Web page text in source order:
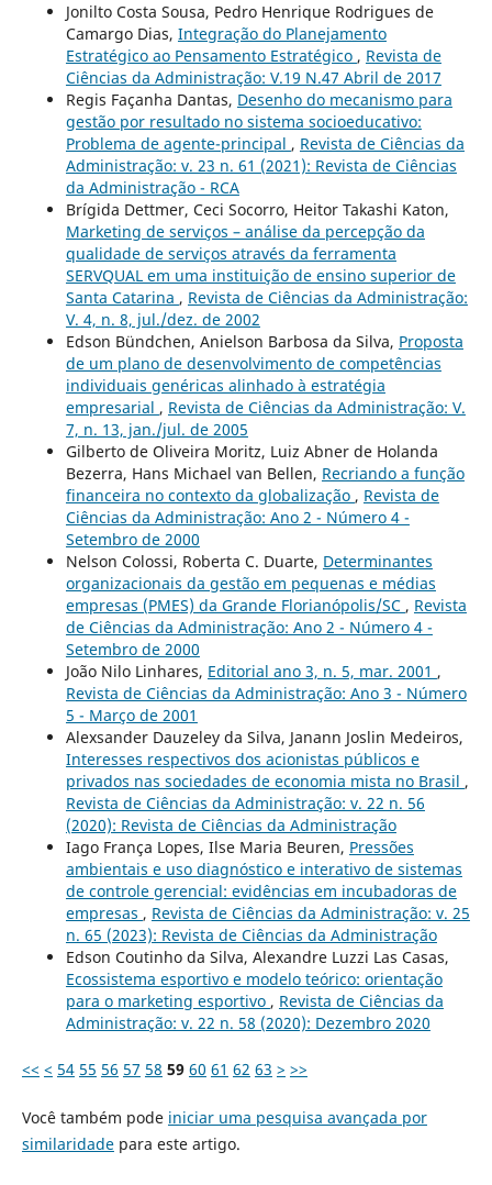
Jonilto Costa Sousa, Pedro Henrique Rodrigues de
Camargo Dias, Integração do Planejamento
Estratégico ao Pensamento Estratégico , Revista de
Ciências da Administração: V.19 N.47 Abril de 2017
Regis Façanha Dantas, Desenho do mecanismo para
gestão por resultado no sistema socioeducativo:
Problema de agente-principal , Revista de Ciências da
Administração: v. 23 n. 61 (2021): Revista de Ciências
da Administração - RCA
Brígida Dettmer, Ceci Socorro, Heitor Takashi Katon,
Marketing de serviços – análise da percepção da
qualidade de serviços através da ferramenta
SERVQUAL em uma instituição de ensino superior de
Santa Catarina , Revista de Ciências da Administração:
V. 4, n. 8, jul./dez. de 2002
Edson Bündchen, Anielson Barbosa da Silva, Proposta
de um plano de desenvolvimento de competências
individuais genéricas alinhado à estratégia
empresarial , Revista de Ciências da Administração: V.
7, n. 13, jan./jul. de 2005
Gilberto de Oliveira Moritz, Luiz Abner de Holanda
Bezerra, Hans Michael van Bellen, Recriando a função
financeira no contexto da globalização , Revista de
Ciências da Administração: Ano 2 - Número 4 -
Setembro de 2000
Nelson Colossi, Roberta C. Duarte, Determinantes
organizacionais da gestão em pequenas e médias
empresas (PMES) da Grande Florianópolis/SC , Revista
de Ciências da Administração: Ano 2 - Número 4 -
Setembro de 2000
João Nilo Linhares, Editorial ano 3, n. 5, mar. 2001 ,
Revista de Ciências da Administração: Ano 3 - Número
5 - Março de 2001
Alexsander Dauzeley da Silva, Janann Joslin Medeiros,
Interesses respectivos dos acionistas públicos e
privados nas sociedades de economia mista no Brasil ,
Revista de Ciências da Administração: v. 22 n. 56
(2020): Revista de Ciências da Administração
Iago França Lopes, Ilse Maria Beuren, Pressões
ambientais e uso diagnóstico e interativo de sistemas
de controle gerencial: evidências em incubadoras de
empresas , Revista de Ciências da Administração: v. 25
n. 65 (2023): Revista de Ciências da Administração
Edson Coutinho da Silva, Alexandre Luzzi Las Casas,
Ecossistema esportivo e modelo teórico: orientação
para o marketing esportivo , Revista de Ciências da
Administração: v. 22 n. 58 (2020): Dezembro 2020
<< < 54 55 56 57 58 59 60 61 62 63 > >>
Você também pode iniciar uma pesquisa avançada por
similaridadepara este artigo.